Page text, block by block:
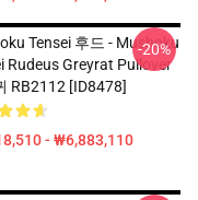
Tensei 후드 - Mushoku
Rudeus Greyrat Pullover
RB2112 [ID8478]
- ₩6,883,110
-20%